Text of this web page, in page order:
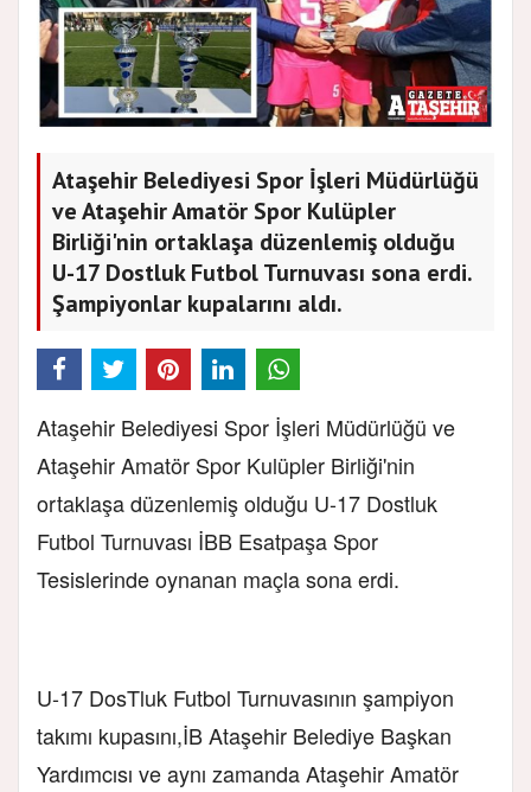
Ataşehir Belediyesi Spor İşleri Müdürlüğü
ve Ataşehir Amatör Spor Kulüpler
Birliği'nin ortaklaşa düzenlemiş olduğu
U-17 Dostluk Futbol Turnuvası sona erdi.
Şampiyonlar kupalarını aldı.
Ataşehir Belediyesi Spor İşleri Müdürlüğü ve
Ataşehir Amatör Spor Kulüpler Birliği'nin
ortaklaşa düzenlemiş olduğu U-17 Dostluk
Futbol Turnuvası İBB Esatpaşa Spor
Tesislerinde oynanan maçla sona erdi.
U-17 DosTluk Futbol Turnuvasının şampiyon
takımı kupasını,İB Ataşehir Belediye Başkan
Yardımcısı ve aynı zamanda Ataşehir Amatör